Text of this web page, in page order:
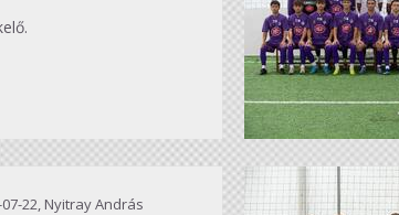
22, Nyitray András